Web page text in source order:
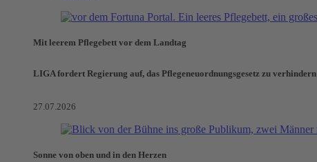
Mit leerem Pflegebett vor dem Landtag
LIGA fordert Regierung auf, das Pflegeneuordnungsgesetz zu verhindern
27.07.2026
Sonne von oben und in den Herzen